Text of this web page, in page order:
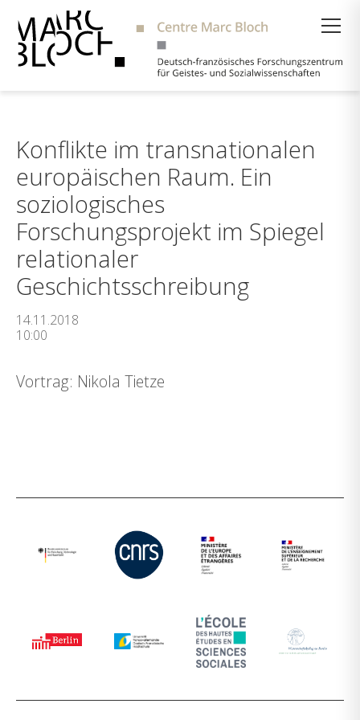
Konflikte im transnationalen
europäischen Raum. Ein
soziologisches
Forschungsprojekt im Spiegel
relationaler
Geschichtsschreibung
14.11.2018
10:00
Vortrag: Nikola Tietze